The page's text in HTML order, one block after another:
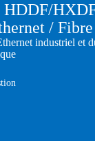
HDDF/
/ Fibre
industriel et